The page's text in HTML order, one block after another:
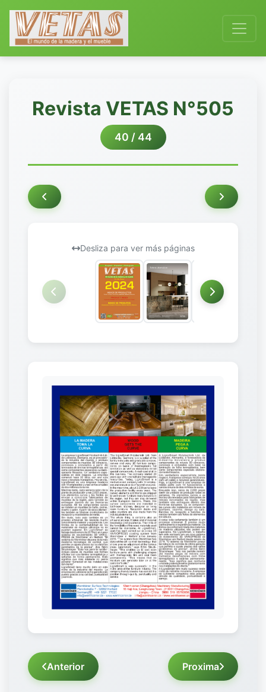
Revista VETAS N°505
40 / 44
Desliza para ver más páginas
Anterior Proxima